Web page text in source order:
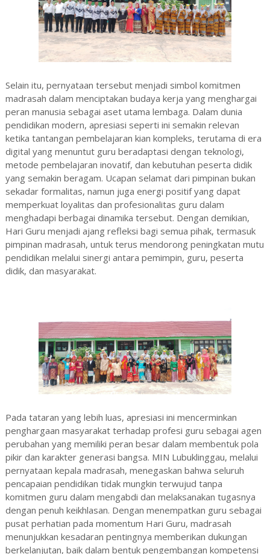
Selain itu, pernyataan tersebut menjadi simbol komitmen
madrasah dalam menciptakan budaya kerja yang menghargai
peran manusia sebagai aset utama lembaga. Dalam dunia
pendidikan modern, apresiasi seperti ini semakin relevan
ketika tantangan pembelajaran kian kompleks, terutama di era
digital yang menuntut guru beradaptasi dengan teknologi,
metode pembelajaran inovatif, dan kebutuhan peserta didik
yang semakin beragam. Ucapan selamat dari pimpinan bukan
sekadar formalitas, namun juga energi positif yang dapat
memperkuat loyalitas dan profesionalitas guru dalam
menghadapi berbagai dinamika tersebut. Dengan demikian,
Hari Guru menjadi ajang refleksi bagi semua pihak, termasuk
pimpinan madrasah, untuk terus mendorong peningkatan mutu
pendidikan melalui sinergi antara pemimpin, guru, peserta
didik, dan masyarakat.
Pada tataran yang lebih luas, apresiasi ini mencerminkan
penghargaan masyarakat terhadap profesi guru sebagai agen
perubahan yang memiliki peran besar dalam membentuk pola
pikir dan karakter generasi bangsa. MIN Lubuklinggau, melalui
pernyataan kepala madrasah, menegaskan bahwa seluruh
pencapaian pendidikan tidak mungkin terwujud tanpa
komitmen guru dalam mengabdi dan melaksanakan tugasnya
dengan penuh keikhlasan. Dengan menempatkan guru sebagai
pusat perhatian pada momentum Hari Guru, madrasah
menunjukkan kesadaran pentingnya memberikan dukungan
berkelanjutan, baik dalam bentuk pengembangan kompetensi